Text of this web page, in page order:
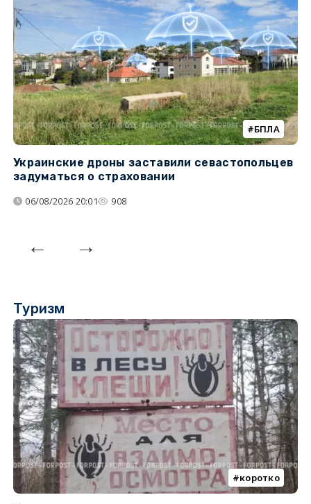
БПЛА
Украинские дроны заставили севастопольцев
задуматься о страховании
06/08/2026 20:01 908
Туризм
коротко